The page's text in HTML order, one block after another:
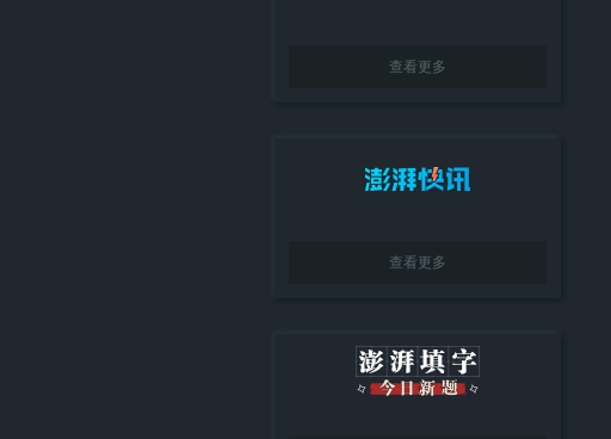
查看更多
查看更多